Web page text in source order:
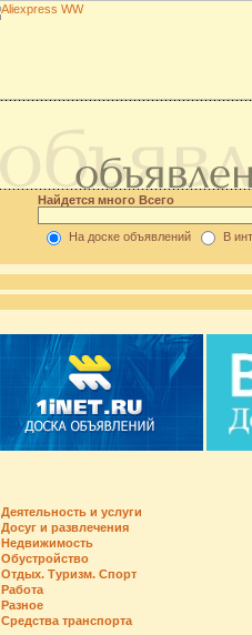
Найдется много Всего
На доске объявлений В
Деятельность и услуги
Досуг и развлечения
Недвижимость
Обустройство
Отдых. Туризм. Спорт
Работа
Разное
Средства транспорта